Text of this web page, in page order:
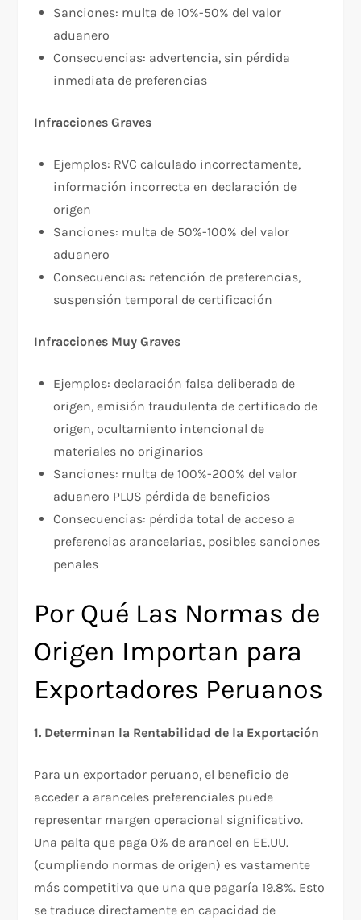
Sanciones: multa de 10%-50% del valor
aduanero
Consecuencias: advertencia, sin pérdida
inmediata de preferencias
Infracciones Graves
Ejemplos: RVC calculado incorrectamente,
información incorrecta en declaración de
origen
Sanciones: multa de 50%-100% del valor
aduanero
Consecuencias: retención de preferencias,
suspensión temporal de certificación
Infracciones Muy Graves
Ejemplos: declaración falsa deliberada de
origen, emisión fraudulenta de certificado de
origen, ocultamiento intencional de
materiales no originarios
Sanciones: multa de 100%-200% del valor
aduanero PLUS pérdida de beneficios
Consecuencias: pérdida total de acceso a
preferencias arancelarias, posibles sanciones
penales​
Por Qué Las Normas de
Origen Importan para
Exportadores Peruanos
1. Determinan la Rentabilidad de la Exportación
Para un exportador peruano, el beneficio de
acceder a aranceles preferenciales puede
representar margen operacional significativo.
Una palta que paga 0% de arancel en EE.UU.
(cumpliendo normas de origen) es vastamente
más competitiva que una que pagaría 19.8%. Esto
se traduce directamente en capacidad de